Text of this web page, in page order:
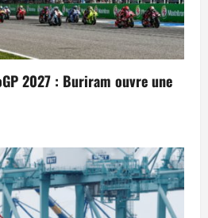
2027 : Buriram ouvre une